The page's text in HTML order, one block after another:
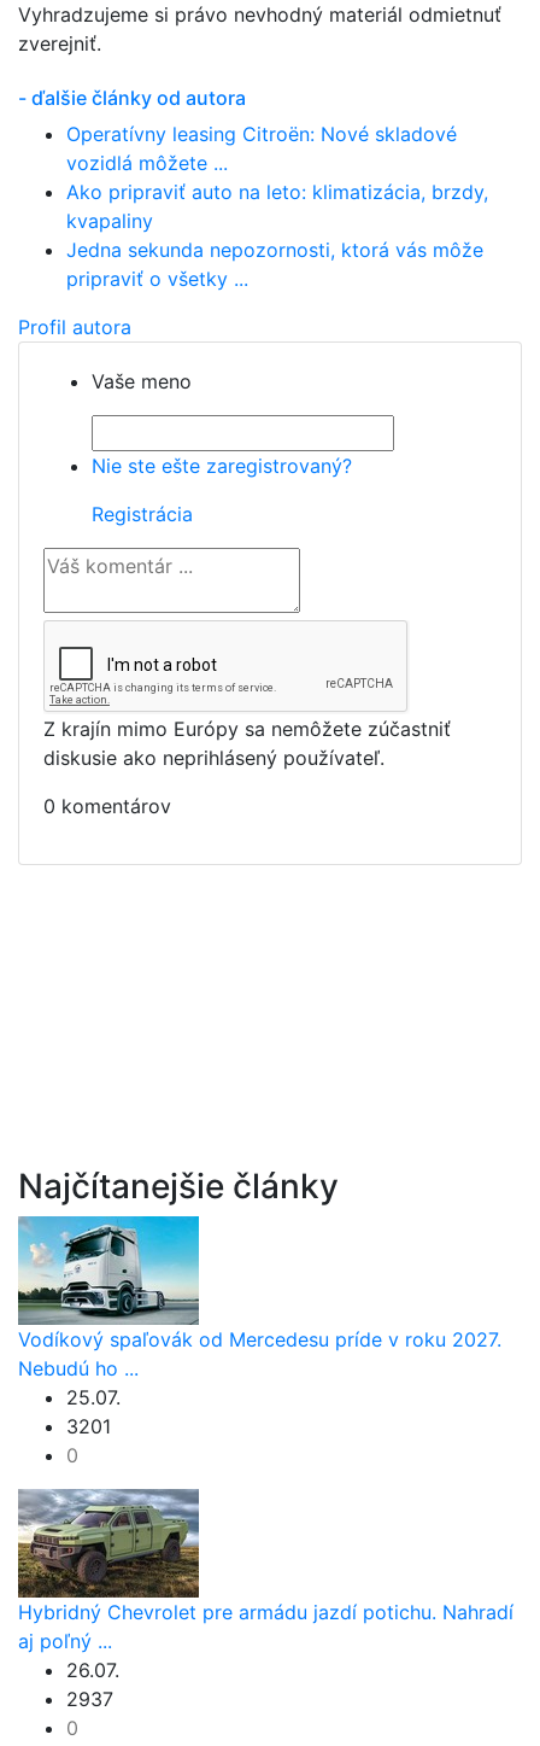
Vyhradzujeme si právo nevhodný materiál odmietnuť
zverejniť.
- ďalšie články od autora
Operatívny leasing Citroën: Nové skladové
vozidlá môžete ...
Ako pripraviť auto na leto: klimatizácia, brzdy,
kvapaliny
Jedna sekunda nepozornosti, ktorá vás môže
pripraviť o všetky ...
Profil autora
Vaše meno
Nie ste ešte zaregistrovaný?
Registrácia
Z krajín mimo Európy sa nemôžete zúčastniť
diskusie ako neprihlásený používateľ.
0 komentárov
Najčítanejšie články
Vodíkový spaľovák od Mercedesu príde v roku 2027.
Nebudú ho ...
25.07.
3201
0
Hybridný Chevrolet pre armádu jazdí potichu. Nahradí
aj poľný ...
26.07.
2937
0